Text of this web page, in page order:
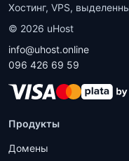
Хостинг, VPS,
© 2026 uHost
info@uhost.online
096 426 69 59
Продукты
Домены